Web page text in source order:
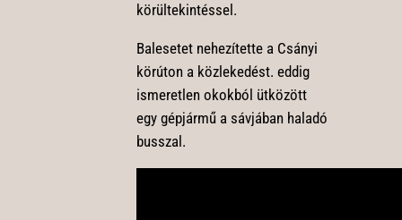
körültekintéssel.
Balesetet nehezítette a Csányi
körúton a közlekedést. eddig
ismeretlen okokból ütközött
egy gépjármű a sávjában haladó
busszal.